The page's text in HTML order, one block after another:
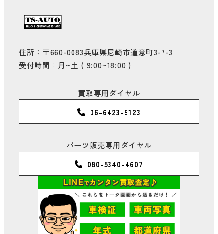
住所：〒660-0083兵庫県尼崎市道意町3-7-3
受付時間：月~土 ( 9:00~18:00 )
買取専用ダイヤル
06-6423-9123
パーツ販売専用ダイヤル
080-5340-4607